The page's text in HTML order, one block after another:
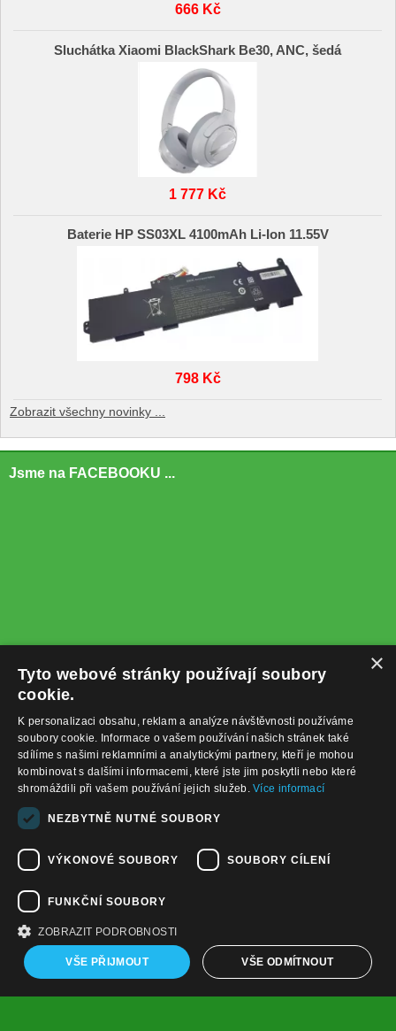
666 Kč
Sluchátka Xiaomi BlackShark Be30, ANC, šedá
1 777 Kč
Baterie HP SS03XL 4100mAh Li-Ion 11.55V
798 Kč
Zobrazit všechny novinky ...
Jsme na FACEBOOKU ...
+420732122225
obchod@baterie-nabijecka.cz
Navigace
Úvodní strana
Nákupní košík
Kontaktní informace
Odstoupení od smlouvy
×
Tyto webové stránky používají soubory
cookie.
K personalizaci obsahu, reklam a analýze návštěvnosti používáme
soubory cookie. Informace o vašem používání našich stránek také
sdílíme s našimi reklamními a analytickými partnery, kteří je mohou
kombinovat s dalšími informacemi, které jste jim poskytli nebo které
shromáždili při vašem používání jejich služeb.Více informací
NEZBYTNĚ NUTNÉ SOUBORY
VÝKONOVÉ SOUBORY SOUBORY CÍLENÍ
FUNKČNÍ SOUBORY
ZOBRAZIT PODROBNOSTI
VŠE PŘIJMOUT VŠE ODMÍTNOUT